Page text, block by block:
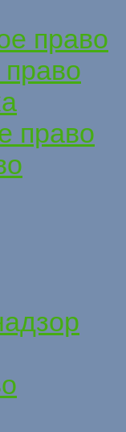
право
право